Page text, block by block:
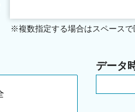
※複数指定する場合はスペース
データ